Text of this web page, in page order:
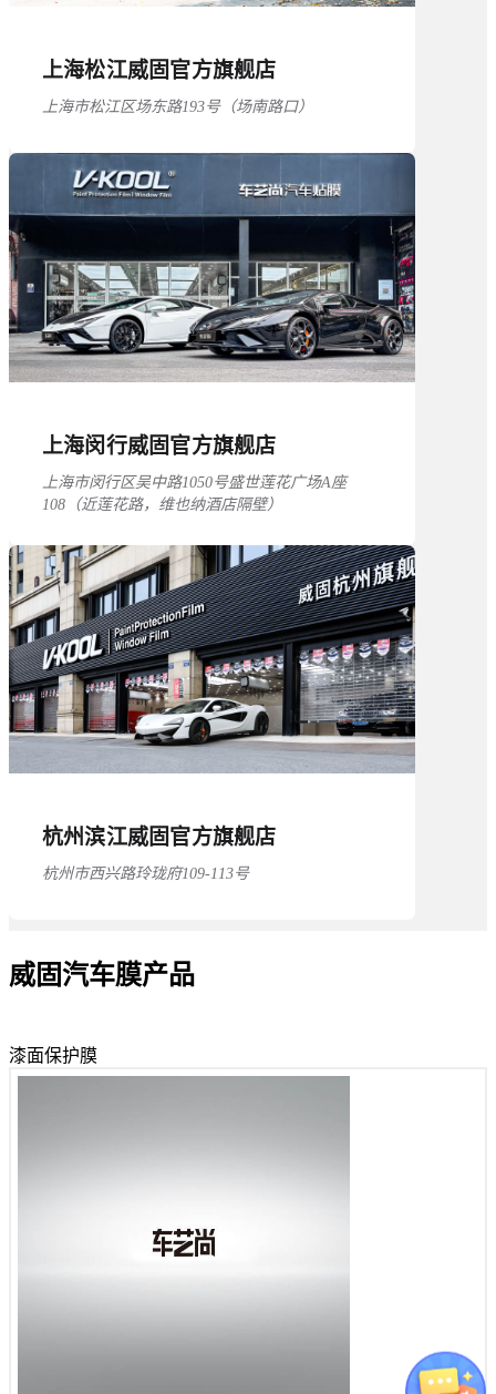
上海松江威固官方旗舰店
上海市松江区场东路193号（场南路口）
上海闵行威固官方旗舰店
上海市闵行区吴中路1050号盛世莲花广场A座
108（近莲花路，维也纳酒店隔壁）
杭州滨江威固官方旗舰店
杭州市西兴路玲珑府109-113号
威固汽车膜产品
漆面保护膜